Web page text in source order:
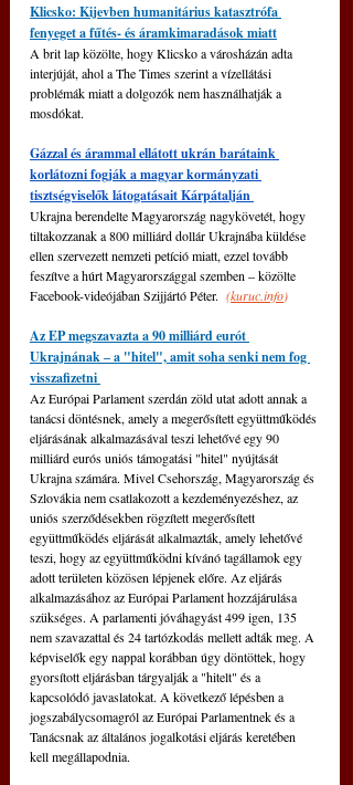
Klicsko: Kijevben humanitárius katasztrófa
fenyeget a fűtés- és áramkimaradások miatt
A brit lap közölte, hogy Klicsko a városházán adta
interjúját, ahol a The Times szerint a vízellátási
problémák miatt a dolgozók nem használhatják a
mosdókat.
Gázzal és árammal ellátott ukrán barátaink
korlátozni fogják a magyar kormányzati
tisztségviselők látogatásait Kárpátalján
Ukrajna berendelte Magyarország nagykövetét, hogy
tiltakozzanak a 800 milliárd dollár Ukrajnába küldése
ellen szervezett nemzeti petíció miatt, ezzel tovább
feszítve a húrt Magyarországgal szemben – közölte
Facebook-videójában Szijjártó Péter. (kuruc.info)
Az EP megszavazta a 90 milliárd eurót
Ukrajnának ‒ a "hitel", amit soha senki nem fog
visszafizetni
Az Európai Parlament szerdán zöld utat adott annak a
tanácsi döntésnek, amely a megerősített együttműködés
eljárásának alkalmazásával teszi lehetővé egy 90
milliárd eurós uniós támogatási "hitel" nyújtását
Ukrajna számára. Mivel Csehország, Magyarország és
Szlovákia nem csatlakozott a kezdeményezéshez, az
uniós szerződésekben rögzített megerősített
együttműködés eljárását alkalmazták, amely lehetővé
teszi, hogy az együttműködni kívánó tagállamok egy
adott területen közösen lépjenek előre. Az eljárás
alkalmazásához az Európai Parlament hozzájárulása
szükséges. A parlamenti jóváhagyást 499 igen, 135
nem szavazattal és 24 tartózkodás mellett adták meg. A
képviselők egy nappal korábban úgy döntöttek, hogy
gyorsított eljárásban tárgyalják a "hitelt" és a
kapcsolódó javaslatokat. A következő lépésben a
jogszabálycsomagról az Európai Parlamentnek és a
Tanácsnak az általános jogalkotási eljárás keretében
kell megállapodnia.